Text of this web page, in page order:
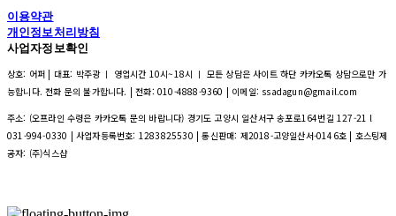
이용약관
개인정보처리방침
사업자정보확인
상호: 어퍼 | 대표: 박주광 ㅣ 영업시간 10시~18시 ㅣ 모든 상담은 사이트 하단 카카오톡 상담으로만 가
능합니다. 전화 문의 불가합니다. | 전화: 010-4888-9360 | 이메일: ssadagun@gmail.com
주소: (오프라인 수령은 카카오톡 문의 바랍니다) 경기도 고양시 일산서구 송포로164번길 127-21 l
031-994-0330 | 사업자등록번호: 1283825530 | 통신판매: 제2018-고양일산서-0146호 | 호스팅제
공자: (주)식스샵